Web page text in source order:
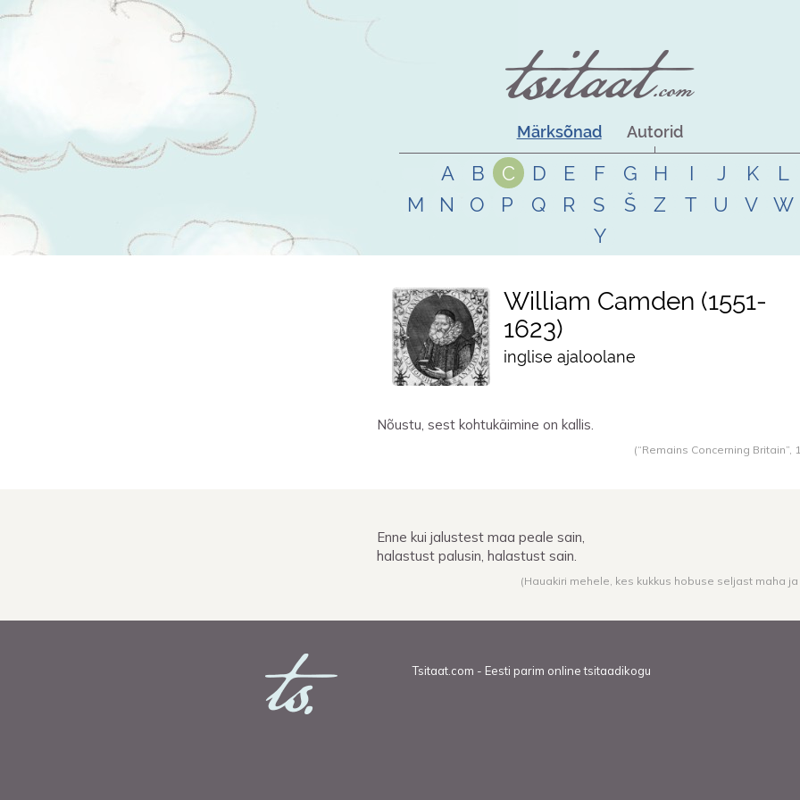
Märksõnad Autorid
A B C D E F G H I J K
L
M
N O P Q R S Š Z T U V
W
Y
William Camden 1551-
1623
inglise ajaloolane
Nõustu, sest kohtukäimine on kallis.
(“Remains Concerning Britain”,
Enne kui jalustest maa peale sain,
halastust palusin, halastust sain.
(Hauakiri mehele, kes kukkus hobuse seljast maha ja
Tsitaat.com - Eesti parim online tsitaadikogu